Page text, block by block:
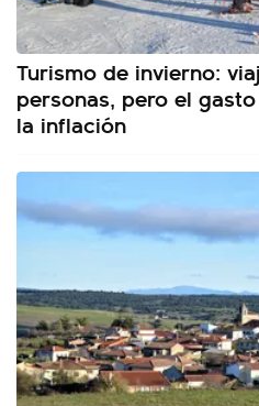
Turismo de invierno:
personas, pero el
la inflación